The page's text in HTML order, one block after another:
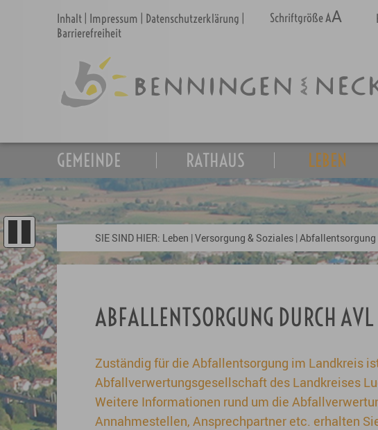
Inhalt Impressum Datenschutzerklärung
Barrierefreiheit
SchriftgrößeAA
GEMEINDE RATHAUS LEBEN
SIE SIND HIER: Leben |Versorgung & Soziales |Abfallentsorgung
ABFALLENTSORGUNG DURCH AVL
Zuständig für die Abfallentsorgung im Landkreis
Abfallverwertungsgesellschaft des Landkreises
Weitere Informationen rund um die
Annahmestellen, Ansprechpartner etc. erhalten